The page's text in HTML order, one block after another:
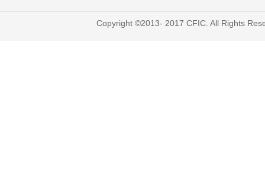
Copyright ©2013- 2017 CFIC. All Rights